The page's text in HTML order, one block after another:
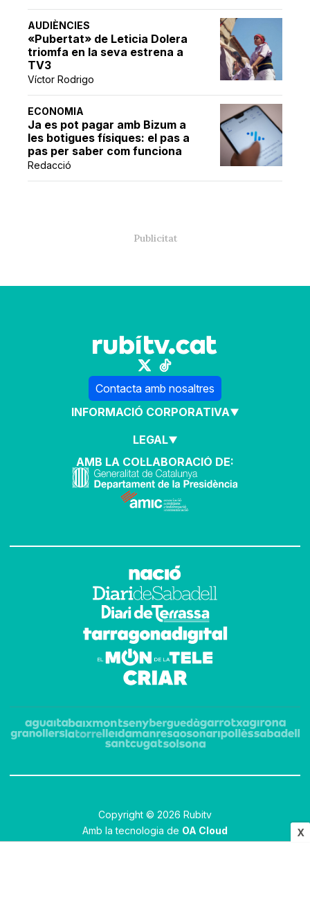
X
AUDIÈNCIES
«Pubertat» de Leticia Dolera
triomfa en la seva estrena a
TV3
Víctor Rodrigo
ECONOMIA
Ja es pot pagar amb Bizum a
les botigues físiques: el pas a
pas per saber com funciona
Redacció
Contacta amb nosaltres
INFORMACIÓ CORPORATIVA
LEGAL
AMB LA COL·LABORACIÓ DE:
Copyright © 2026 Rubitv
Amb la tecnologia de OA Cloud